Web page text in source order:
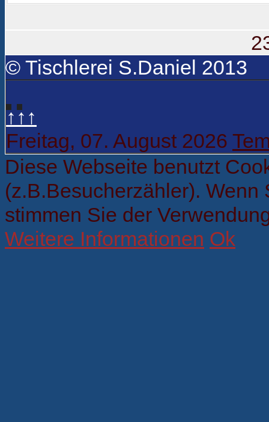
© Tischlerei S.Daniel 2013
↑↑↑
Freitag, 07. August 2026
Diese Webseite benutzt
(z.B.Besucherzähler).
stimmen Sie der
Weitere Informationen Ok